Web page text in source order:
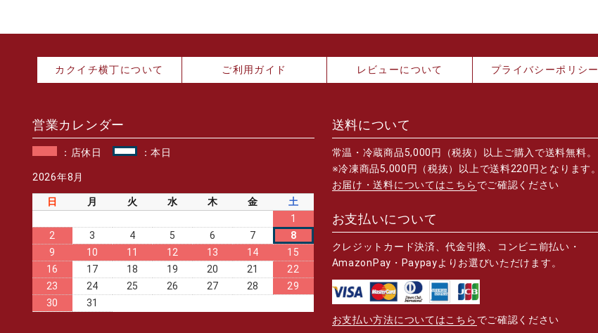
カクイチ横丁について ご利用ガイド レビューについて プライバシーポリシー
営業カレンダー
：店休日 ：本日
2026年8月
日 月 火 水 木 金
土
1
2
3 4 5 6 7
8
9
10 11 12 13 14
15
16
17 18 19 20 21
22
23
24 25 26 27 28
29
30
31
送料について
常温・冷蔵商品5,000円（税抜）以上ご購入で送料無料。
※冷凍商品5,000円（税抜）以上で送料220円となります。
お届け・送料についてはこちら でご確認ください
お支払いについて
クレジットカード決済、代金引換、コンビニ前払い・
AmazonPay・Paypayよりお選びいただけます。
お支払い方法についてはこちら でご確認ください